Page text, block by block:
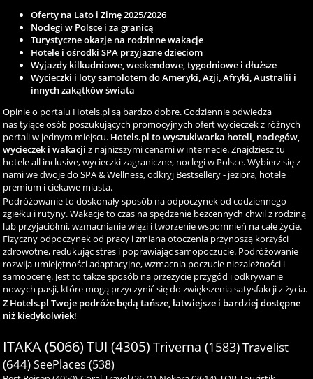
Oferty na Lato i Zimę 2025/2026
Noclegi w Polsce i za granicą
Turystyczne okazje na rodzinne wakacje
Hotele i ośrodki SPA przyjazne dzieciom
Wyjazdy kilkudniowe, weekendowe, tygodniowe i dłuższe
Wycieczki i loty samolotem do Ameryki, Azji, Afryki, Australii i
innych zakątków świata
Opinie o portalu Hotels.pl są bardzo dobre. Codziennie odwiedza
nas tyiące osób poszukujących promocyjnych ofert wycieczek z różnych
portali w jednym miejscu. Hotels.pl to wyszukiwarka hoteli, noclegów,
wycieczek i wakacji z najniższymi cenami w internecie. Znajdziesz tu
hotele all inclusive, wycieczki zagraniczne, noclegi w Polsce. Wybierz się z
nami we dwoje do SPA & Wellness, odkryj Bestsellery - jeziora, hotele
premium i ciekawe miasta.
Podróżowanie to doskonały sposób na odpoczynek od codziennego
zgiełku i rutyny. Wakacje to czas na spędzenie bezcennych chwil z rodziną
lub przyjaciółmi, wzmacnianie więzi i tworzenie wspomnień na całe życie.
Fizyczny odpoczynek od pracy i zmiana otoczenia przynoszą korzyści
zdrowotne, redukując stres i poprawiając samopoczucie. Podróżowanie
rozwija umiejętności adaptacyjne, wzmacnia poczucie niezależności i
samoocenę. Jest to także sposób na przeżycie przygód i odkrywanie
nowych pasji, które mogą przyczynić się do zwiększenia satysfakcji z życia.
Z Hotels.pl Twoje podróże będą tańsze, łatwiejsze i bardziej dostępne
niż kiedykolwiek!
ITAKA (5066)TUI (4305) Triverna (1583)Travelist
(644) SeePlaces (538)